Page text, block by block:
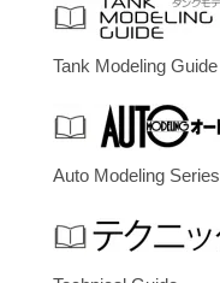
Tank Modeling Guide
Auto Modeling Series